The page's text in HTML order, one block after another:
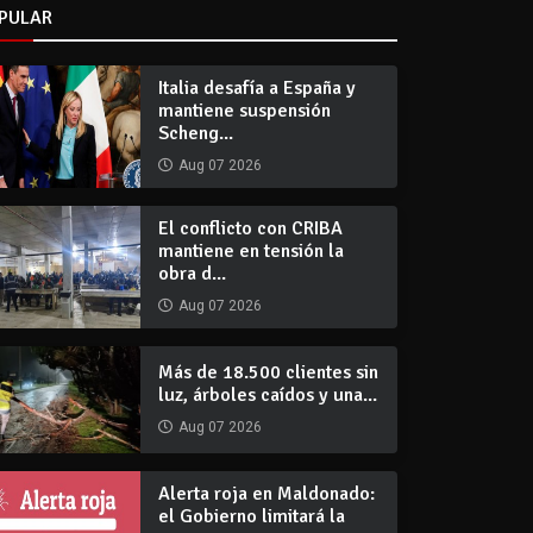
Italia desafía a España y
mantiene suspensión
Scheng...
Aug 07 2026
El conflicto con CRIBA
mantiene en tensión la
obra d...
Aug 07 2026
Más de 18.500 clientes sin
luz, árboles caídos y una...
Aug 07 2026
Alerta roja en Maldonado:
el Gobierno limitará la